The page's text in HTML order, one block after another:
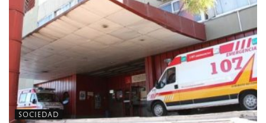
SOCIEDAD